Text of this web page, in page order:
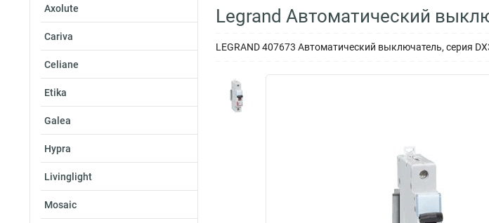
Axolute
Cariva
Celiane
Etika
Galea
Hypra
Livinglight
Mosaic
Legrand Автоматический
LEGRAND 407673 Автоматический выключатель, серия